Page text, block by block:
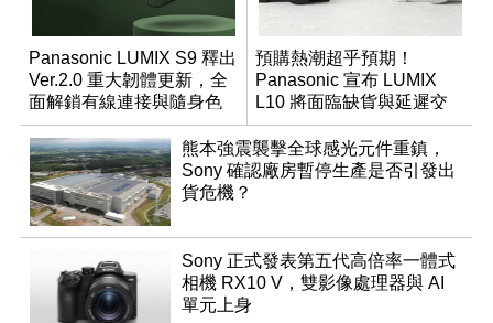
Panasonic LUMIX S9 釋出
Ver.2.0 重大韌體更新，全
面解鎖有線連接與隨身色
調編輯
預購熱潮超乎預期！
Panasonic 宣布 LUMIX
L10 將面臨缺貨與延遲交
貨時間
熊本強震襲擊全球感光元件重鎮，
Sony 確認廠房暫停生產是否引發出
貨危機？
Sony 正式發表第五代高倍率一體式
相機 RX10 V，雙影像處理器與 AI
單元上身